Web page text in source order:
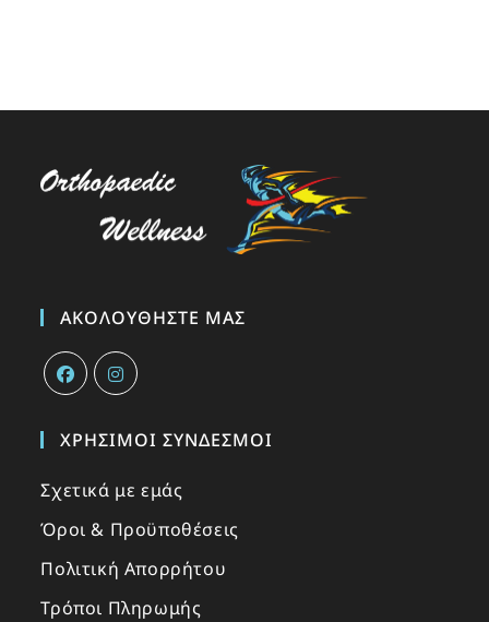
ΑΚΟΛΟΥΘΉΣΤΕ ΜΑΣ
ΧΡΉΣΙΜΟΙ ΣΎΝΔΕΣΜΟΙ
Σχετικά με εμάς
Όροι & Προϋποθέσεις
Πολιτική Απορρήτου
Τρόποι Πληρωμής